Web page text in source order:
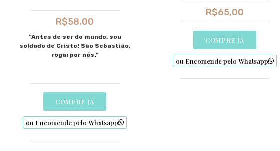
R$58,00
“Antes de ser do mundo, sou
soldado de Cristo! São Sebastião,
rogai por nós.”
COMPRE JÁ
ou Encomende pelo Whatsapp
R$65,00
COMPRE JÁ
ou Encomende pelo Whatsapp